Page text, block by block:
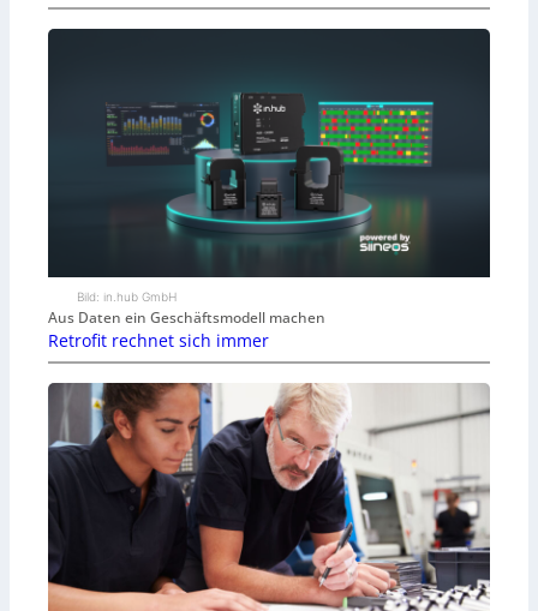
Bild: in.hub GmbH
Aus Daten ein Geschäftsmodell machen
Retrofit rechnet sich immer